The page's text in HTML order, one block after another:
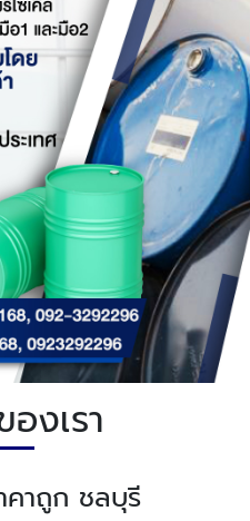
งเรา
คาถูก ชลบุรี